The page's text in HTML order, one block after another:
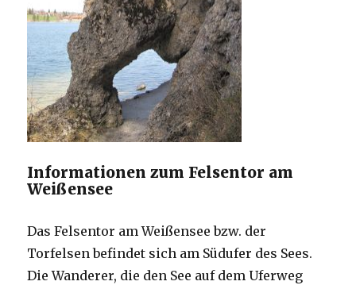
Informationen zum Felsentor am
Weißensee
Das Felsentor am Weißensee bzw. der
Torfelsen befindet sich am Südufer des Sees.
Die Wanderer, die den See auf dem Uferweg